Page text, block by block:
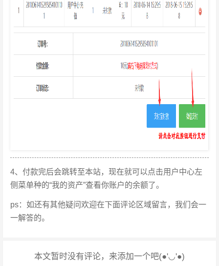
4、付款完后会跳转至本站，现在就可以点击用户中心左
侧菜单种的“我的资产”查看你账户的余额了。
ps：如还有其他疑问欢迎在下面评论区域留言，我们会一
一解答的。
本文暂时没有评论，来添加一个吧(●'◡'●)